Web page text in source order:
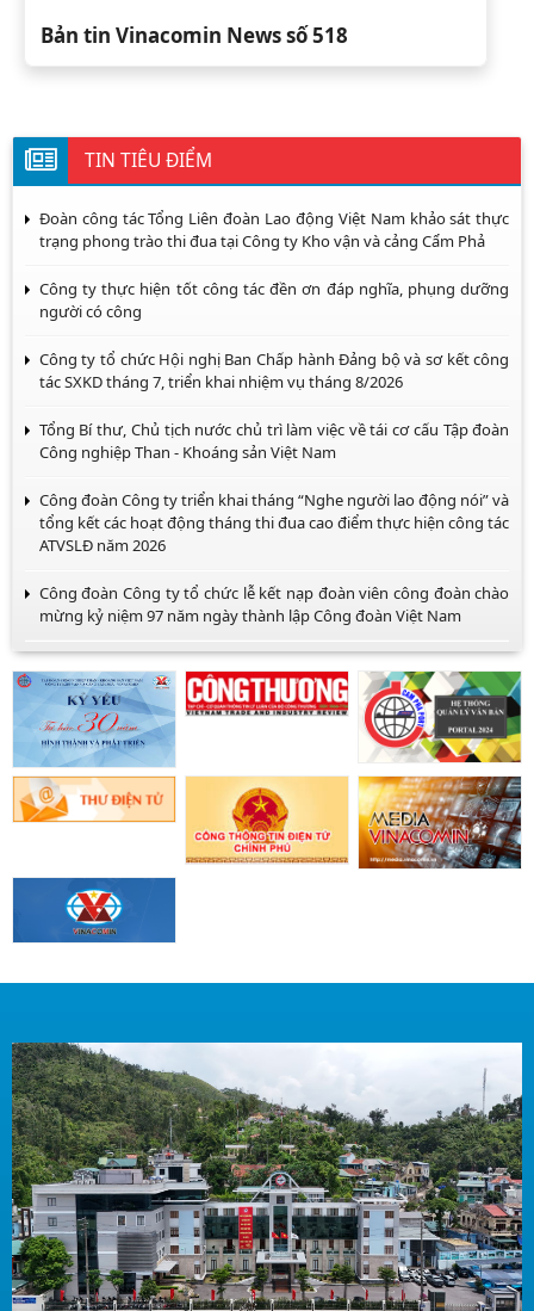
Bản tin Vinacomin News số 518
TIN TIÊU ĐIỂM
Đoàn công tác Tổng Liên đoàn Lao động Việt Nam khảo sát thực
trạng phong trào thi đua tại Công ty Kho vận và cảng Cẩm Phả
Công ty thực hiện tốt công tác đền ơn đáp nghĩa, phụng dưỡng
người có công
Công ty tổ chức Hội nghị Ban Chấp hành Đảng bộ và sơ kết công
tác SXKD tháng 7, triển khai nhiệm vụ tháng 8/2026
Tổng Bí thư, Chủ tịch nước chủ trì làm việc về tái cơ cấu Tập đoàn
Công nghiệp Than - Khoáng sản Việt Nam
Công đoàn Công ty triển khai tháng “Nghe người lao động nói” và
tổng kết các hoạt động tháng thi đua cao điểm thực hiện công tác
ATVSLĐ năm 2026
Công đoàn Công ty tổ chức lễ kết nạp đoàn viên công đoàn chào
mừng kỷ niệm 97 năm ngày thành lập Công đoàn Việt Nam